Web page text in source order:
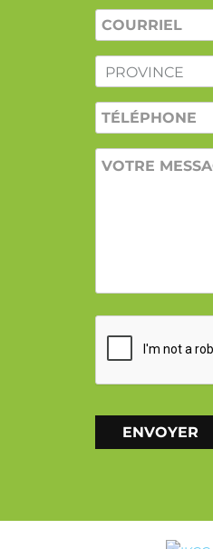
COURRIEL
PROVINCE
TÉLÉPHONE
VOTRE
MESSAGE